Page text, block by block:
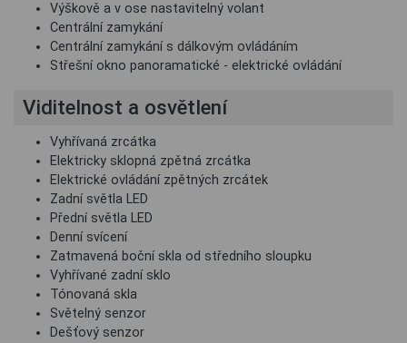
Výškově a v ose nastavitelný volant
Centrální zamykání
Centrální zamykání s dálkovým ovládáním
Střešní okno panoramatické - elektrické ovládání
Viditelnost a osvětlení
Vyhřívaná zrcátka
Elektricky sklopná zpětná zrcátka
Elektrické ovládání zpětných zrcátek
Zadní světla LED
Přední světla LED
Denní svícení
Zatmavená boční skla od středního sloupku
Vyhřívané zadní sklo
Tónovaná skla
Světelný senzor
Dešťový senzor